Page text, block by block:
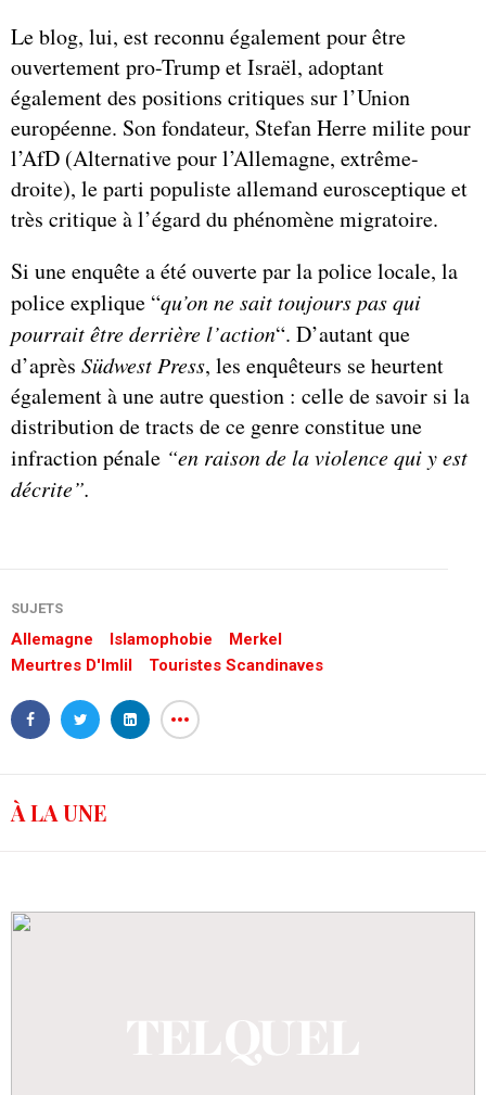
Le blog, lui, est reconnu également pour être
ouvertement pro-Trump et Israël, adoptant
également des positions critiques sur l’Union
européenne. Son fondateur, Stefan Herre milite pour
l’AfD (Alternative pour l’Allemagne, extrême-
droite), le parti populiste allemand eurosceptique et
très critique à l’égard du phénomène migratoire.
Si une enquête a été ouverte par la police locale, la
police explique “qu’on ne sait toujours pas qui
pourrait être derrière l’action“. D’autant que
d’après Südwest Press, les enquêteurs se heurtent
également à une autre question : celle de savoir si la
distribution de tracts de ce genre constitue une
infraction pénale “en raison de la violence qui y est
décrite”.
SUJETS
Allemagne Islamophobie
Merkel
Meurtres D'Imlil
Touristes Scandinaves
À LA UNE